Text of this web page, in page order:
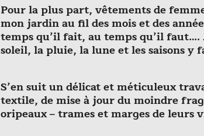
Pour la plus part, vêtements de
mon jardin au fil des mois et des
temps qu’il fait, au temps qu’il faut….
soleil, la pluie, la lune et les saisons y
S’en suit un délicat et méticuleux
textile, de mise à jour du moindre
oripeaux – trames et marges de leurs